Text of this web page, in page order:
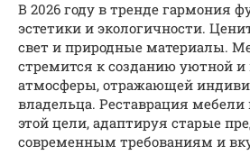
В 2026 году в тренде гармония
эстетики и экологичности.
свет и природные материалы.
стремится к созданию уютной
атмосферы, отражающей
владельца. Реставрация мебели
этой цели, адаптируя старые
современным требованиям и